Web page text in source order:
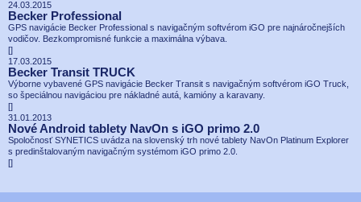
24.03.2015
Becker Professional
GPS navigácie Becker Professional s navigačným softvérom iGO pre najnáročnejších
vodičov. Bezkompromisné funkcie a maximálna výbava.
[]
17.03.2015
Becker Transit TRUCK
Výborne vybavené GPS navigácie Becker Transit s navigačným softvérom iGO Truck,
so špeciálnou navigáciou pre nákladné autá, kamióny a karavany.
[]
31.01.2013
Nové Android tablety NavOn s iGO primo 2.0
Spoločnosť SYNETICS uvádza na slovenský trh nové tablety NavOn Platinum Explorer
s predinštalovaným navigačným systémom iGO primo 2.0.
[]